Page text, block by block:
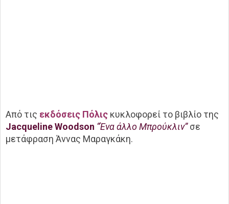
Από τις εκδόσεις Πόλις κυκλοφορεί το βιβλίο της
Jacqueline Woodson “Ένα άλλο Μπρούκλιν”σε
μετάφραση Άννας Μαραγκάκη.